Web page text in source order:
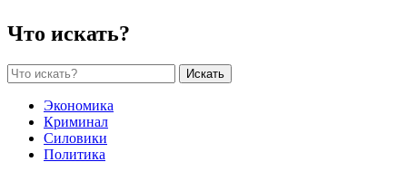
Что искать?
Искать
Экономика
Криминал
Силовики
Политика